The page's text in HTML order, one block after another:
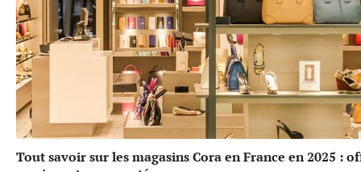
Tout savoir sur les magasins Cora en France en 2025 :